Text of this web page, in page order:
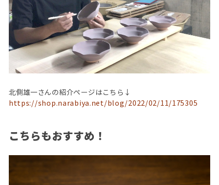
北側雄一さんの紹介ページはこちら↓
https://shop.narabiya.net/blog/2022/02/11/175305
こちらもおすすめ！